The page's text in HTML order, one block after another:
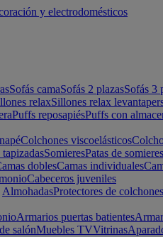
Sofás camaSofás 2 plazasSofás 3
relaxSillones relax
Puffs reposapiésPuffs con
Colchones viscoelásticos
tapizadasSomieresPatas de somieres
doblesCamas individuales
Cabeceros juveniles
AlmohadasProtectores de colchones
Armarios puertas batientes
salónMuebles TVVitrinas